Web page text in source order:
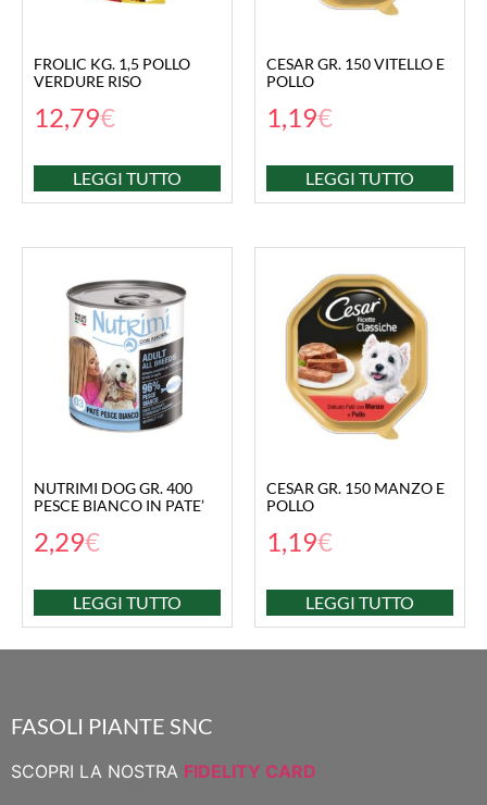
FROLIC KG. 1,5 POLLO
VERDURE RISO
12,79€
LEGGI TUTTO
CESAR GR. 150 VITELLO E
POLLO
1,19€
LEGGI TUTTO
NUTRIMI DOG GR. 400
PESCE BIANCO IN PATE’
2,29€
LEGGI TUTTO
CESAR GR. 150 MANZO E
POLLO
1,19€
LEGGI TUTTO
FASOLI PIANTE SNC
SCOPRI LA NOSTRA FIDELITY CARD